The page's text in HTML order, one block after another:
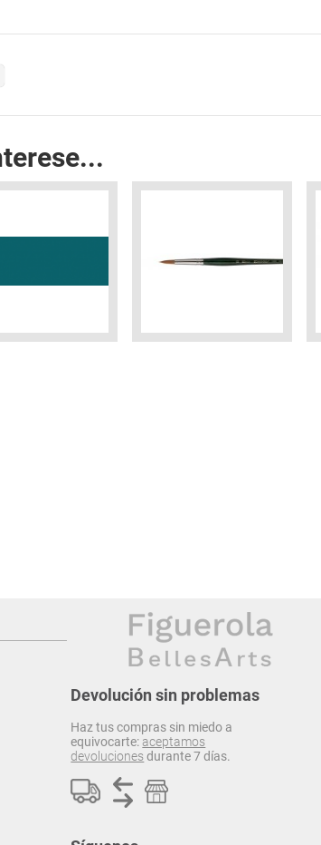
Devolución sin problemas
Haz tus compras sin miedo a
equivocarte:aceptamos
devolucionesdurante 7 días.